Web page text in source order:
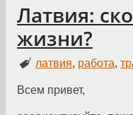
Латвия:
жизни?
латвия, работа,
Всем привет,